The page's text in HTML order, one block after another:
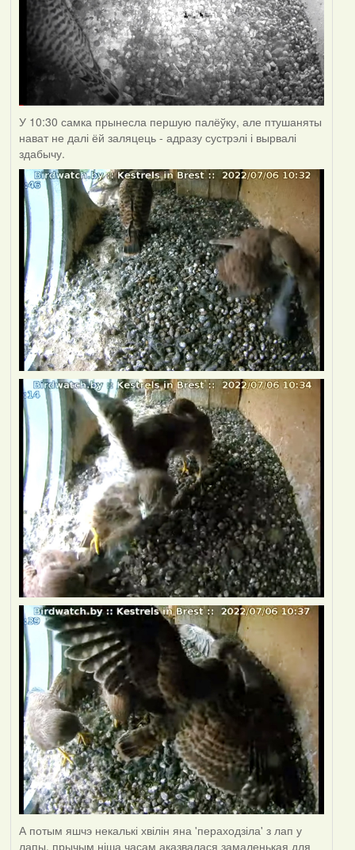
У 10:30 самка прынесла першую палёўку, але птушаняты
нават не далі ёй заляцець - адразу сустрэлі і вырвалі
здабычу.
А потым яшчэ некалькі хвілін яна 'пераходзіла' з лап у
лапы, прычым ніша часам аказвалася замаленькая для